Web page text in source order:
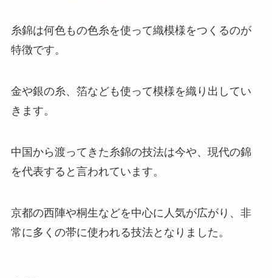
糸錦は何色もの色糸を使って織模様をつくるのが
特徴です。
金や銀の糸、箔なども使って模様を織り出してい
きます。
中国から渡ってきた糸錦の技法は今や、現代の錦
を代表すると言われています。
京都の西陣や桐生などを中心に人気が広がり、非
常に多くの帯に使われる技法となりました。